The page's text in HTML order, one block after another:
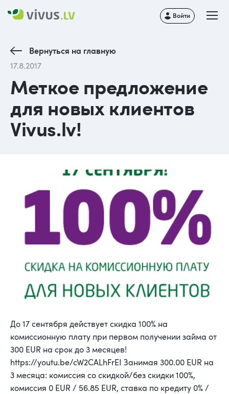
Войти
Вернуться на главную
17.8.2017
Меткое предложение
для новых клиентов
Vivus.lv!
До 17 сентября действует скидка 100% на
комиссионную плату при первом получении займа от
300 EUR на срок до 3 месяцев!
https://youtu.be/cW2CALhFrEI Занимая 300.00 EUR на
3 месяцa: комиссия со скидкой/без скидки 100%,
комиссия 0 EUR / 56.85 EUR, ставка по кредиту 0% /